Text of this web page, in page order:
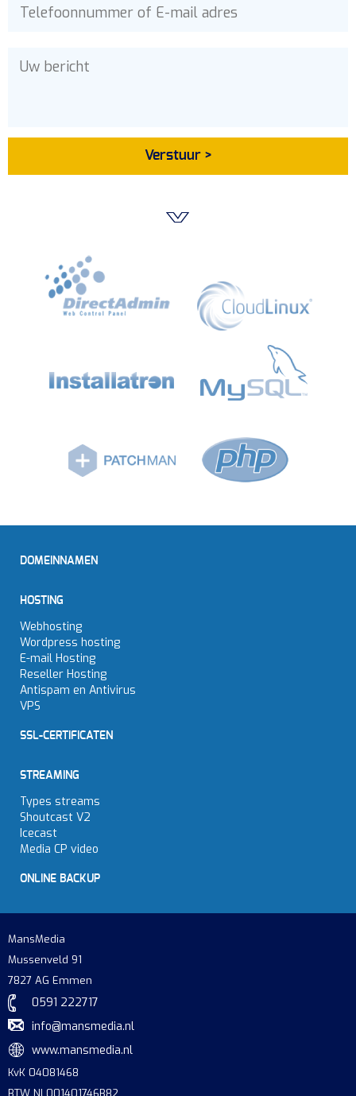
DOMEINNAMEN
HOSTING
Webhosting
Wordpress hosting
E-mail Hosting
Reseller Hosting
Antispam en Antivirus
VPS
SSL-CERTIFICATEN
STREAMING
Types streams
Shoutcast V2
Icecast
Media CP video
ONLINE BACKUP
MansMedia
Mussenveld 91
7827 AG Emmen
0591 222717
info@mansmedia.nl
www.mansmedia.nl
KvK 04081468
BTW NL001401746B82